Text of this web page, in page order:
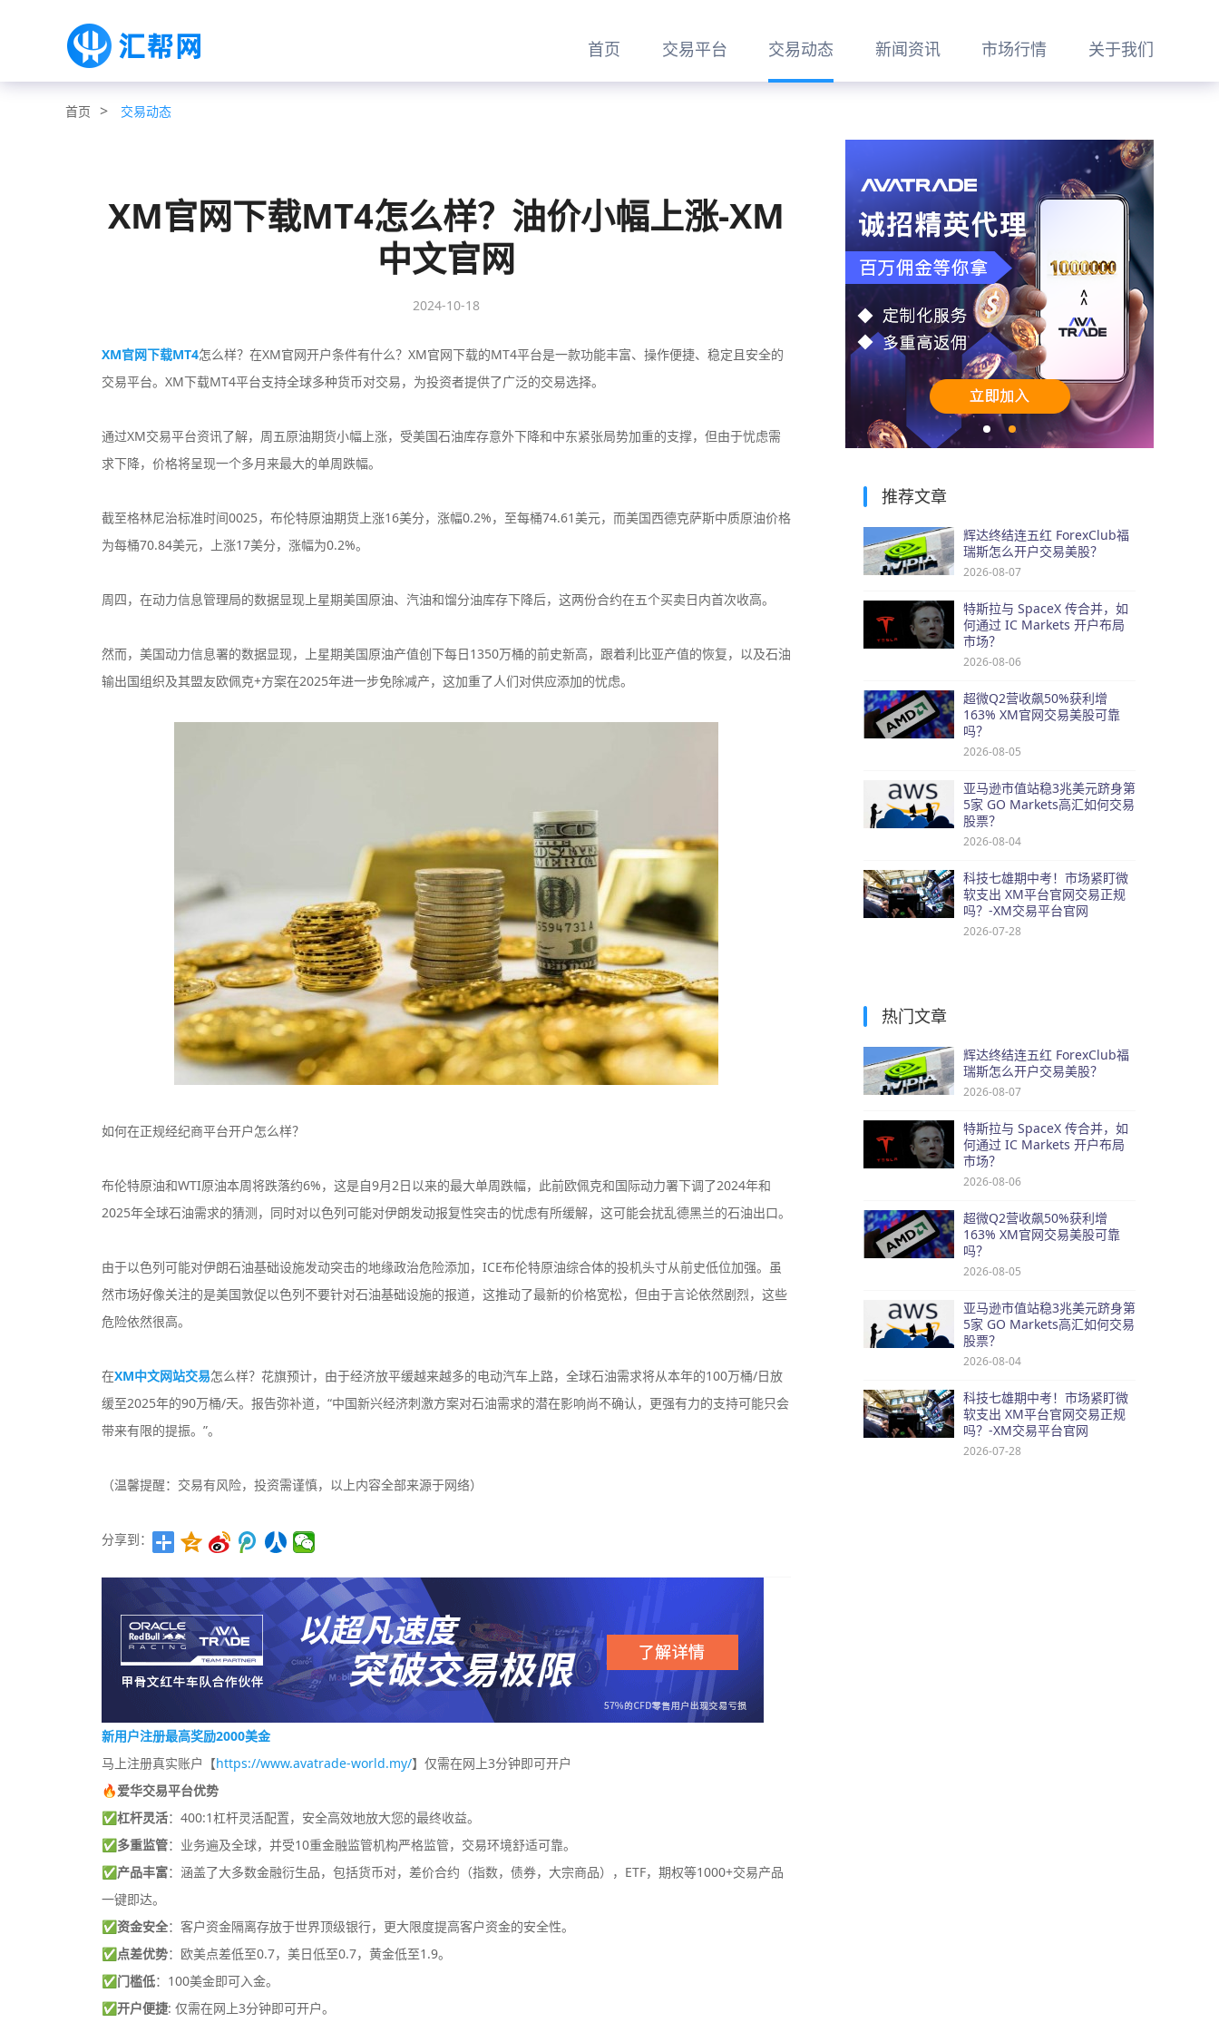
首页 交易平台 交易动态 新闻资讯 市场行情 关于我们
首页 > 交易动态
XM官网下载MT4怎么样？油价小幅上涨-XM
中文官网
2024-10-18
XM官网下载MT4怎么样？在XM官网开户条件有什么？XM官网下载的MT4平台是一款功能丰富、操作便捷、稳定且安全的
交易平台。XM下载MT4平台支持全球多种货币对交易，为投资者提供了广泛的交易选择。
通过XM交易平台资讯了解，周五原油期货小幅上涨，受美国石油库存意外下降和中东紧张局势加重的支撑，但由于忧虑需
求下降，价格将呈现一个多月来最大的单周跌幅。
截至格林尼治标准时间0025，布伦特原油期货上涨16美分，涨幅0.2%，至每桶74.61美元，而美国西德克萨斯中质原油价格
为每桶70.84美元，上涨17美分，涨幅为0.2%。
周四，在动力信息管理局的数据显现上星期美国原油、汽油和馏分油库存下降后，这两份合约在五个买卖日内首次收高。
然而，美国动力信息署的数据显现，上星期美国原油产值创下每日1350万桶的前史新高，跟着利比亚产值的恢复，以及石油
输出国组织及其盟友欧佩克+方案在2025年进一步免除减产，这加重了人们对供应添加的忧虑。
如何在正规经纪商平台开户怎么样？
布伦特原油和WTI原油本周将跌落约6%，这是自9月2日以来的最大单周跌幅，此前欧佩克和国际动力署下调了2024年和
2025年全球石油需求的猜测，同时对以色列可能对伊朗发动报复性突击的忧虑有所缓解，这可能会扰乱德黑兰的石油出口。
由于以色列可能对伊朗石油基础设施发动突击的地缘政治危险添加，ICE布伦特原油综合体的投机头寸从前史低位加强。虽
然市场好像关注的是美国敦促以色列不要针对石油基础设施的报道，这推动了最新的价格宽松，但由于言论依然剧烈，这些
危险依然很高。
在XM中文网站交易怎么样？花旗预计，由于经济放平缓越来越多的电动汽车上路，全球石油需求将从本年的100万桶/日放
缓至2025年的90万桶/天。报告弥补道，“中国新兴经济刺激方案对石油需求的潜在影响尚不确认，更强有力的支持可能只会
带来有限的提振。”。
（温馨提醒：交易有风险，投资需谨慎，以上内容全部来源于网络）
分享到：
新用户注册最高奖励2000美金
马上注册真实账户【https://www.avatrade-world.my/】仅需在网上3分钟即可开户
🔥爱华交易平台优势
✅杠杆灵活：400:1杠杆灵活配置，安全高效地放大您的最终收益。
✅多重监管：业务遍及全球，并受10重金融监管机构严格监管，交易环境舒适可靠。
✅产品丰富：涵盖了大多数金融衍生品，包括货币对，差价合约（指数，债券，大宗商品），ETF，期权等1000+交易产品
一键即达。
✅资金安全：客户资金隔离存放于世界顶级银行，更大限度提高客户资金的安全性。
✅点差优势：欧美点差低至0.7，美日低至0.7，黄金低至1.9。
✅门槛低：100美金即可入金。
✅开户便捷: 仅需在网上3分钟即可开户。
推荐文章
辉达终结连五红 ForexClub福
瑞斯怎么开户交易美股？
2026-08-07
特斯拉与 SpaceX 传合并，如
何通过 IC Markets 开户布局
市场？
2026-08-06
超微Q2营收飙50%获利增
163% XM官网交易美股可靠
吗？
2026-08-05
亚马逊市值站稳3兆美元跻身第
5家 GO Markets高汇如何交易
股票？
2026-08-04
科技七雄期中考！市场紧盯微
软支出 XM平台官网交易正规
吗？-XM交易平台官网
2026-07-28
热门文章
辉达终结连五红 ForexClub福
瑞斯怎么开户交易美股？
2026-08-07
特斯拉与 SpaceX 传合并，如
何通过 IC Markets 开户布局
市场？
2026-08-06
超微Q2营收飙50%获利增
163% XM官网交易美股可靠
吗？
2026-08-05
亚马逊市值站稳3兆美元跻身第
5家 GO Markets高汇如何交易
股票？
2026-08-04
科技七雄期中考！市场紧盯微
软支出 XM平台官网交易正规
吗？-XM交易平台官网
2026-07-28